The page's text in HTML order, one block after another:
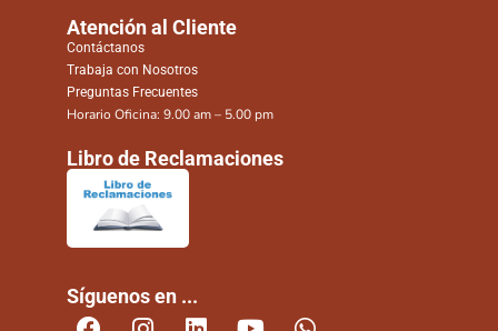
Atención al Cliente
Contáctanos
Trabaja con Nosotros
Preguntas Frecuentes
Horario Oficina: 9.00 am – 5.00 pm
Libro de Reclamaciones
Síguenos en ...